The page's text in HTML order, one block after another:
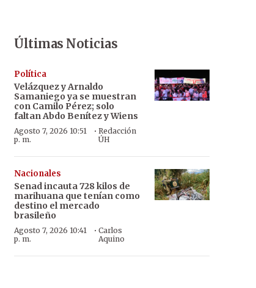
Últimas Noticias
Política
Velázquez y Arnaldo
Samaniego ya se muestran
con Camilo Pérez; solo
faltan Abdo Benítez y Wiens
Agosto 7, 2026 10:51
p. m.
·Redacción
ÚH
Nacionales
Senad incauta 728 kilos de
marihuana que tenían como
destino el mercado
brasileño
Agosto 7, 2026 10:41
p. m.
· Carlos
Aquino